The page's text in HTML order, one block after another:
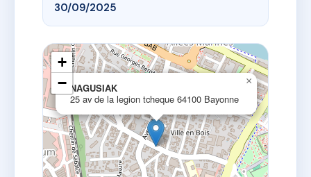
30/09/2025
NAGUSIAK
25 av de la legion tcheque 64100 Bayonne
×
+
−